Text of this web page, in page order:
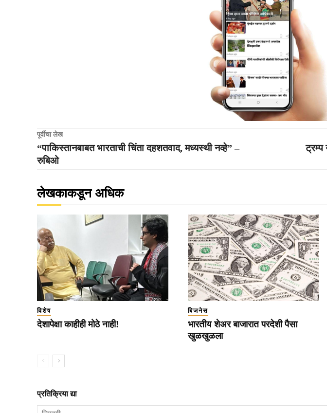
पूर्वीचा लेख
“पाकिस्तानबाबत भारताची चिंता दहशतवाद, मध्यस्थी नव्हे” –
रुबिओ
ट्रम्प
लेखकाकडून अधिक
विशेष
देशापेक्षा काहीही मोठे नाही!
बिजनेस
भारतीय शेअर बाजारात परदेशी पैसा
खुळखुळला
प्रतिक्रिया द्या